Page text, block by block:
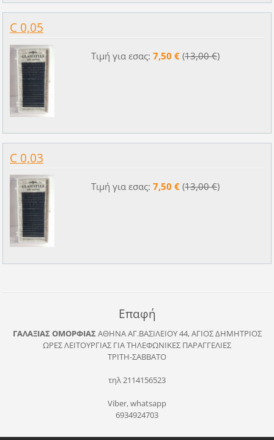
C 0,05
Τιμή για εσας: 7,50 €(13,00 €)
C 0,03
Τιμή για εσας: 7,50 €(13,00 €)
Επαφή
ΓΑΛΑΞΙΑΣ ΟΜΟΡΦΙΑΣΑΘΗΝΑΑΓ.ΒΑΣΙΛΕΙΟΥ 44, ΑΓΙΟΣ ΔΗΜΗΤΡΙΟΣ
ΩΡΕΣ ΛΕΙΤΟΥΡΓΙΑΣ ΓΙΑ ΤΗΛΕΦΩΝΙΚΕΣ ΠΑΡΑΓΓΕΛΙΕΣ
ΤΡΙΤΗ-ΣΑΒΒΑΤΟ
τηλ 2114156523
Viber, whatsapp
6934924703